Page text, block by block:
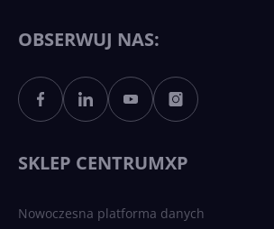
Sztuczna
polsku. Dość
OBSERWUJ NAS:
SKLEP CENTRUMXP
Nowoczesna platforma danych